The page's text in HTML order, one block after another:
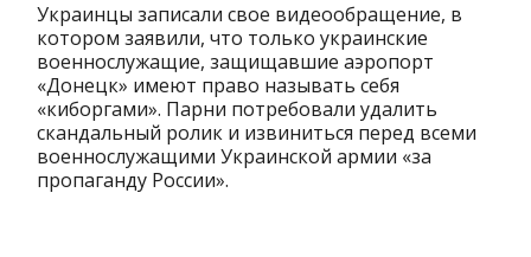
Украинцы записали свое видеообращение, в
котором заявили, что только украинские
военнослужащие, защищавшие аэропорт
«Донецк» имеют право называть себя
«киборгами». Парни потребовали удалить
скандальный ролик и извиниться перед всеми
военнослужащими Украинской армии «за
пропаганду России».